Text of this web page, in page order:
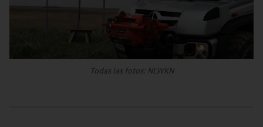
Todas las fotos: NLWKN